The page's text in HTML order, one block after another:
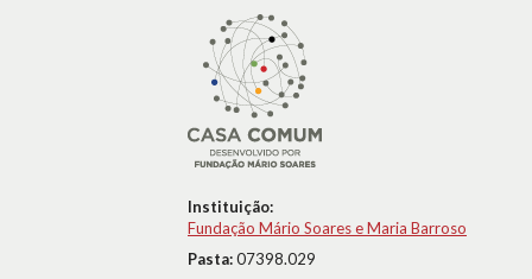
Instituição:
Fundação Mário Soares e Maria Barroso
Pasta:07398.029